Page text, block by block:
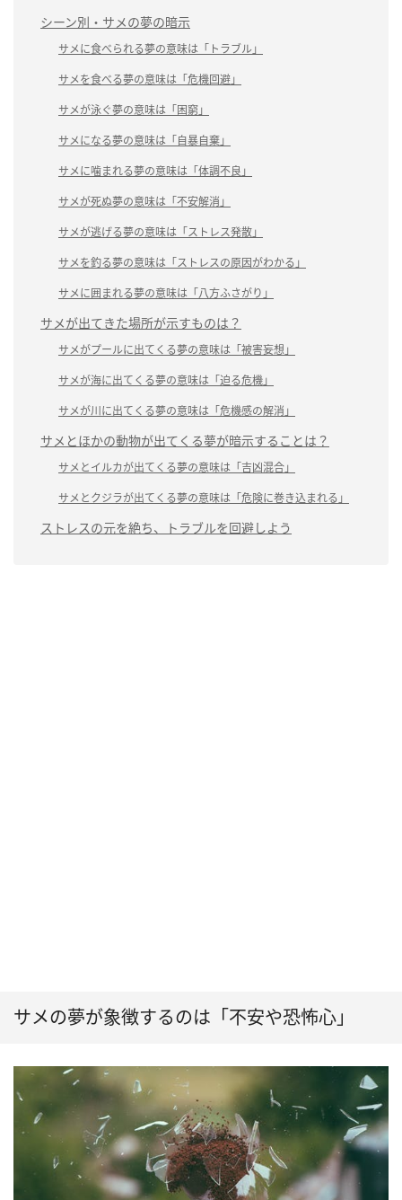
シーン別・サメの夢の暗示
サメに食べられる夢の意味は「トラブル」
サメを食べる夢の意味は「危機回避」
サメが泳ぐ夢の意味は「困窮」
サメになる夢の意味は「自暴自棄」
サメに噛まれる夢の意味は「体調不良」
サメが死ぬ夢の意味は「不安解消」
サメが逃げる夢の意味は「ストレス発散」
サメを釣る夢の意味は「ストレスの原因がわかる」
サメに囲まれる夢の意味は「八方ふさがり」
サメが出てきた場所が示すものは？
サメがプールに出てくる夢の意味は「被害妄想」
サメが海に出てくる夢の意味は「迫る危機」
サメが川に出てくる夢の意味は「危機感の解消」
サメとほかの動物が出てくる夢が暗示することは？
サメとイルカが出てくる夢の意味は「吉凶混合」
サメとクジラが出てくる夢の意味は「危険に巻き込まれる」
ストレスの元を絶ち、トラブルを回避しよう
サメの夢が象徴するのは「不安や恐怖心」